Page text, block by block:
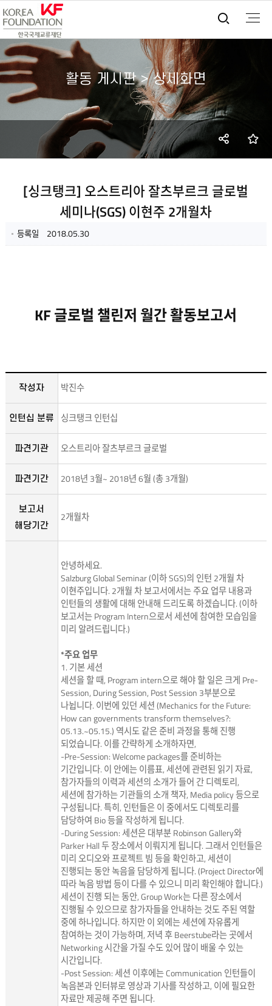
통합
활동 게시판 > 상세화면
SNS
[싱크탱크] 오스트리아 잘츠부르크 글로벌
세미나(SGS) 이현주 2개월차
등록일 2018.05.30
KF 글로벌 챌린저 월간 활동보고서
작성자 박진수
인턴십 분류 싱크탱크 인턴십
파견기관 오스트리아 잘츠부르크 글로벌
파견기간 2018년 3월~ 2018년 6월 (총 3개월)
보고서
해당기간
2개월차
안녕하세요.
Salzburg Global Seminar (이하 SGS)의 인턴 2개월 차
이현주입니다. 2개월 차 보고서에서는 주요 업무 내용과
인턴들의 생활에 대해 안내해 드리도록 하겠습니다. (이하
보고서는 Program Intern으로서 세션에 참여한 모습임을
미리 알려드립니다.)
*주요 업무
1. 기본 세션
세션을 할 때, Program intern으로 해야 할 일은 크게 Pre-
Session, During Session, Post Session 3부분으로
나뉩니다. 이번에 있던 세션 (Mechanics for the Future:
How can governments transform themselves?:
05.13.~05.15.) 역시도 같은 준비 과정을 통해 진행
되었습니다. 이를 간략하게 소개하자면,
-Pre-Session: Welcome packages를 준비하는
기간입니다. 이 안에는 이름표, 세션에 관련된 읽기 자료,
참가자들의 이력과 세션의 소개가 들어 간 디렉토리,
세션에 참가하는 기관들의 소개 책자, Media policy 등으로
구성됩니다. 특히, 인턴들은 이 중에서도 디렉토리를
담당하여 Bio 등을 작성하게 됩니다.
-During Session: 세션은 대부분 Robinson Gallery와
Parker Hall 두 장소에서 이뤄지게 됩니다. 그래서 인턴들은
미리 오디오와 프로젝트 빔 등을 확인하고, 세션이
진행되는 동안 녹음을 담당하게 됩니다. (Project Director에
따라 녹음 방법 등이 다를 수 있으니 미리 확인해야 합니다.)
세션이 진행 되는 동안, Group Work는 다른 장소에서
진행될 수 있으므로 참가자들을 안내하는 것도 주된 역할
중에 하나입니다. 하지만 이 외에는 세션에 자유롭게
참여하는 것이 가능하며, 저녁 후 Beerstube라는 곳에서
Networking 시간을 가질 수도 있어 많이 배울 수 있는
시간입니다.
-Post Session: 세션 이후에는 Communication 인턴들이
녹음본과 인터뷰로 영상과 기사를 작성하고, 이에 필요한
자료만 제공해 주면 됩니다.